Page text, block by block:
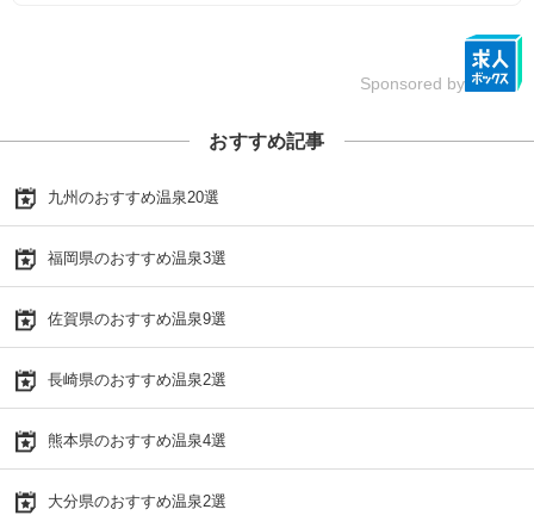
Sponsored by
おすすめ記事
九州のおすすめ温泉20選
福岡県のおすすめ温泉3選
佐賀県のおすすめ温泉9選
長崎県のおすすめ温泉2選
熊本県のおすすめ温泉4選
大分県のおすすめ温泉2選